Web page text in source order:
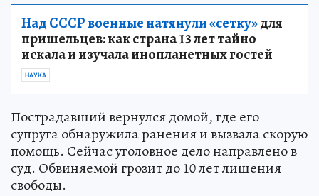
Над СССР военные натянули «сетку»для
пришельцев: как страна 13 лет тайно
искала и изучала инопланетных гостей
НАУКА
Пострадавший вернулся домой, где его
супруга обнаружила ранения и вызвала скорую
помощь. Сейчас уголовное дело направлено в
суд. Обвиняемой грозит до 10 лет лишения
свободы.